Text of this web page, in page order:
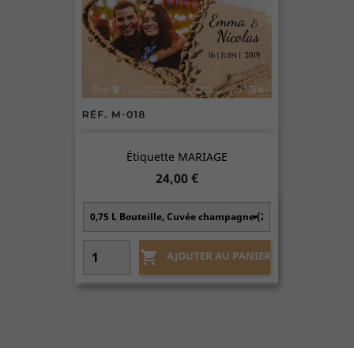
Étiquette MARIAGE
Prix
24,00 €
 AJOUTER AU PANIER